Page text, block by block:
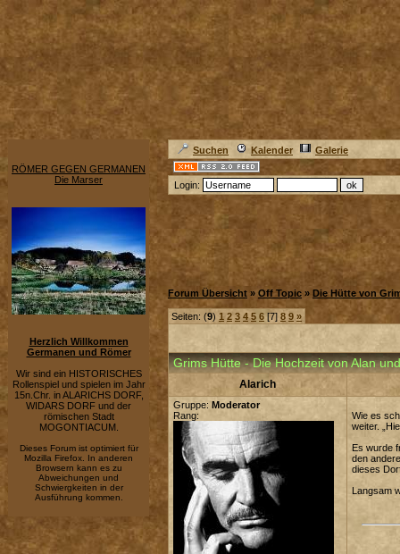
RÖMER GEGEN GERMANEN
Die Marser
Herzlich Willkommen
Germanen und Römer
Wir sind ein HISTORISCHES
Rollenspiel und spielen im Jahr
15n.Chr. in ALARICHS DORF,
WIDARS DORF und der
römischen Stadt
MOGONTIACUM.
Dieses Forum ist optimiert für
Mozilla Firefox. In anderen
Browsern kann es zu
Abweichungen und
Schwiergkeiten in der
Ausführung kommen.
Suchen Kalender Galerie
Login:
Forum Übersicht » Off Topic » Die Hütte von
Seiten: (9) 1 2 3 4 5 6[7] 8 9 »
Grims Hütte - Die Hochzeit von Alan
Alarich
Gruppe: Moderator
Rang:
Wie es
weiter.
Es wurde
den
dieses
Langsam